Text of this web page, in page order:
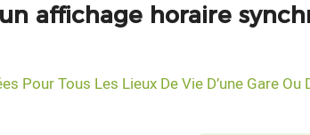
un affichage horaire
Pour Tous Les Lieux De Vie D’une Gare Ou